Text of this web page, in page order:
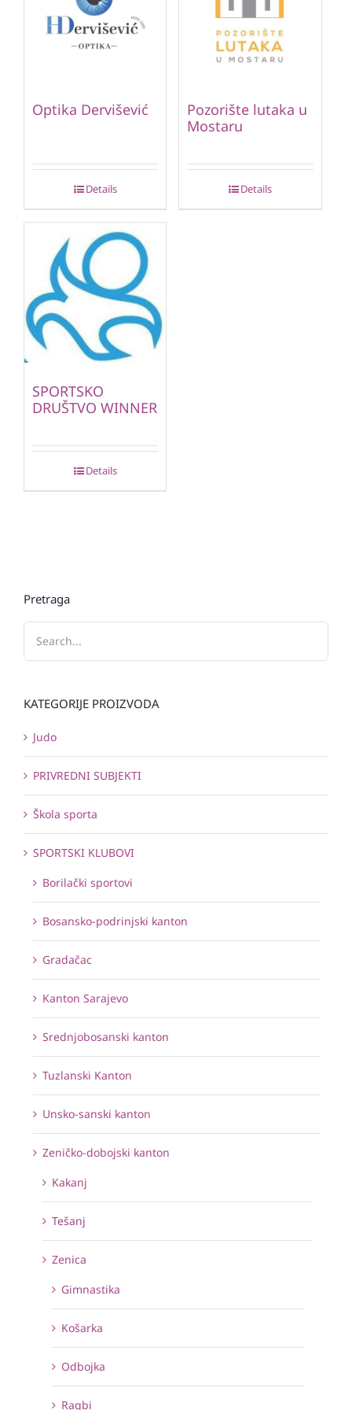
Optika Dervišević
Details
Pozorište lutaka u
Mostaru
Details
SPORTSKO
DRUŠTVO WINNER
Details
Pretraga
KATEGORIJE PROIZVODA
Judo
PRIVREDNI SUBJEKTI
Škola sporta
SPORTSKI KLUBOVI
Borilački sportovi
Bosansko-podrinjski kanton
Gradačac
Kanton Sarajevo
Srednjobosanski kanton
Tuzlanski Kanton
Unsko-sanski kanton
Zeničko-dobojski kanton
Kakanj
Tešanj
Zenica
Gimnastika
Košarka
Odbojka
Ragbi